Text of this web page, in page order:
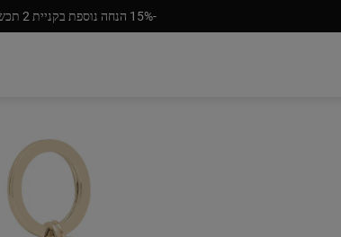
‎15%-‎ הנחה נוספת בקניית 2 תכשיטים ומעלה